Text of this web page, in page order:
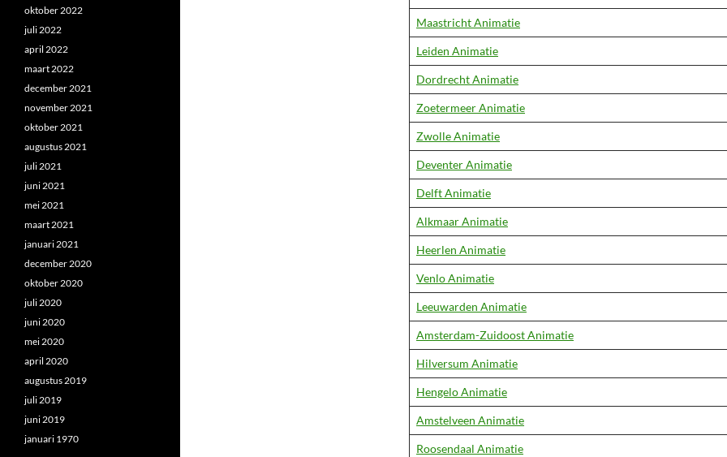
Maastricht Animatie
Leiden Animatie
Dordrecht Animatie
Zoetermeer Animatie
Zwolle Animatie
Deventer Animatie
Delft Animatie
Alkmaar Animatie
Heerlen Animatie
Venlo Animatie
Leeuwarden Animatie
Amsterdam-Zuidoost Animatie
Hilversum Animatie
Hengelo Animatie
Amstelveen Animatie
Roosendaal Animatie
oktober 2022
juli 2022
april 2022
maart 2022
december 2021
november 2021
oktober 2021
augustus 2021
juli 2021
juni 2021
mei 2021
maart 2021
januari 2021
december 2020
oktober 2020
juli 2020
juni 2020
mei 2020
april 2020
augustus 2019
juli 2019
juni 2019
januari 1970